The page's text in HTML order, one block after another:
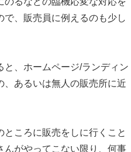
、販売員に例えるのも少し
と、ホームページ/ランディン
、あるいは無人の販売所に近
ころに販売をしに行くこと
んがやってこない限り、何事